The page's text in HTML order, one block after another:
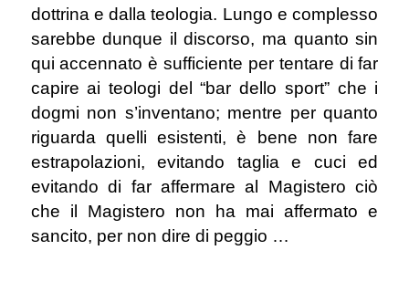
dottrina e dalla teologia. Lungo e complesso
sarebbe dunque il discorso, ma quanto sin
qui accennato è sufficiente per tentare di far
capire ai teologi del “bar dello sport” che i
dogmi non s’inventano; mentre per quanto
riguarda quelli esistenti, è bene non fare
estrapolazioni, evitando taglia e cuci ed
evitando di far affermare al Magistero ciò
che il Magistero non ha mai affermato e
sancito, per non dire di peggio …